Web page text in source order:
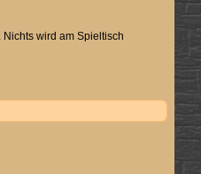
wird am Spieltisch